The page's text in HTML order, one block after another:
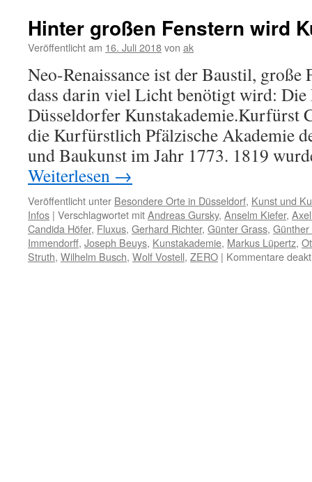
Hinter großen Fenstern wird
Veröffentlicht am 16. Juli 2018von ak
Neo-Renaissance ist der Baustil, große
dass darin viel Licht benötigt wird: Die
Düsseldorfer Kunstakademie.Kurfürst
die Kurfürstlich Pfälzische Akademie
und Baukunst im Jahr 1773. 1819
Weiterlesen →
Veröffentlicht unter Besondere Orte in Düsseldorf, Kunst und
Infos | Verschlagwortet mitAndreas Gursky, Anselm Kiefer,
Candida Höfer, Fluxus, Gerhard Richter, Günter Grass, Günther
Immendorff, Joseph Beuys, Kunstakademie, Markus Lüpertz,
Struth, Wilhelm Busch, Wolf Vostell, ZERO | Kommentare